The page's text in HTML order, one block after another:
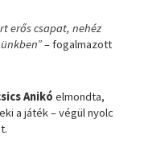
erős csapat, nehéz
– fogalmazott
Anikó elmondta,
a játék – végül nyolc